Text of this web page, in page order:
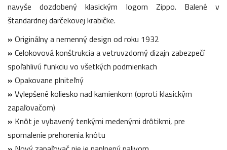
navyše dozdobený klasickým logom Zippo. Balené v
štandardnej darčekovej krabičke.
» Originálny a nemenný design od roku 1932
» Celokovová konštrukcia a vetruvzdorný dizajn zabezpečí
spoľahlivú funkciu vo všetkých podmienkach
» Opakovane plniteľný
» Vylepšené koliesko nad kamienkom (oproti klasickým
zapaľovačom)
» Knôt je vybavený tenkými medenými drôtikmi, pre
spomalenie prehorenia knôtu